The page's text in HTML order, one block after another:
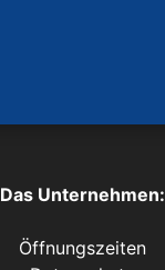
Das Unternehmen:
Öffnungszeiten